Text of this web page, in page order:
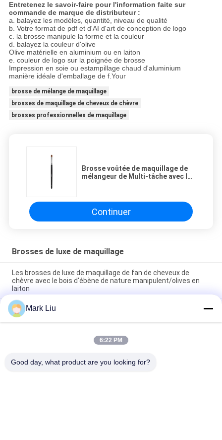
Entretenez le savoir-faire pour l'information faite sur
commande de marque de distributeur :
a. balayez les modèles, quantité, niveau de qualité
b. Votre format de pdf et d'AI d'art de conception de logo
c. la brosse manipule la forme et la couleur
d. balayez la couleur d'olive
Olive matérielle en aluminium ou en laiton
e. couleur de logo sur la poignée de brosse
Impression en soie ou estampillage chaud d'aluminium
manière idéale d'emballage de f.Your
brosse de mélange de maquillage
brosses de maquillage de cheveux de chèvre
brosses professionnelles de maquillage
Brosse voûtée de maquillage de
mélangeur de Multi-tâche avec les
Continuer
Brosses de luxe de maquillage
Les brosses de luxe de maquillage de fan de cheveux de
chèvre avec le bois d'ébène de nature manipulent/olives en
laiton
Brosse biseautée de luxe de maquillage de poudre avec
stupéfier les cheveux mous et denses de chèvre de Brown
foncé XGF
Brosse de luxe de base d'artiste avec les cheveux ultra de luxe
Mark Liu
6:22 PM
Good day, what product are you looking for?